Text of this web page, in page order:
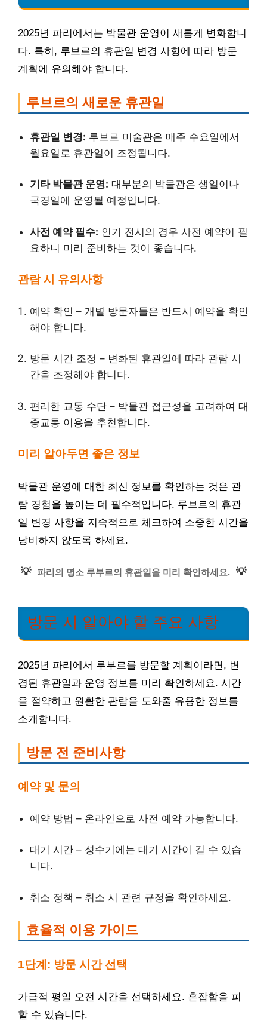
2025년 파리에서는 박물관 운영이 새롭게 변화합니
다. 특히, 루브르의 휴관일 변경 사항에 따라 방문
계획에 유의해야 합니다.
루브르의 새로운 휴관일
휴관일 변경: 루브르 미술관은 매주 수요일에서
월요일로 휴관일이 조정됩니다.
기타 박물관 운영: 대부분의 박물관은 생일이나
국경일에 운영될 예정입니다.
사전 예약 필수: 인기 전시의 경우 사전 예약이 필
요하니 미리 준비하는 것이 좋습니다.
관람 시 유의사항
예약 확인 – 개별 방문자들은 반드시 예약을 확인
해야 합니다.
방문 시간 조정 – 변화된 휴관일에 따라 관람 시
간을 조정해야 합니다.
편리한 교통 수단 – 박물관 접근성을 고려하여 대
중교통 이용을 추천합니다.
미리 알아두면 좋은 정보
박물관 운영에 대한 최신 정보를 확인하는 것은 관
람 경험을 높이는 데 필수적입니다. 루브르의 휴관
일 변경 사항을 지속적으로 체크하여 소중한 시간을
낭비하지 않도록 하세요.
💡 파리의 명소 루부르의 휴관일을 미리 확인하세요. 💡
방문 시 알아야 할 주요 사항
2025년 파리에서 루부르를 방문할 계획이라면, 변
경된 휴관일과 운영 정보를 미리 확인하세요. 시간
을 절약하고 원활한 관람을 도와줄 유용한 정보를
소개합니다.
방문 전 준비사항
예약 및 문의
예약 방법 – 온라인으로 사전 예약 가능합니다.
대기 시간 – 성수기에는 대기 시간이 길 수 있습
니다.
취소 정책 – 취소 시 관련 규정을 확인하세요.
효율적 이용 가이드
1단계: 방문 시간 선택
가급적 평일 오전 시간을 선택하세요. 혼잡함을 피
할 수 있습니다.